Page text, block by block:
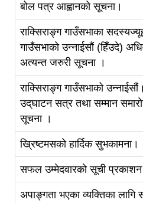
बोल पत्र आह्वानको सूचना।
राक्सिराङ्ग गाउँसभाका
गाउँसभाको उन्नाईसौं (हिँउदे)
अत्यन्त जरुरी सूचना ।
राक्सिराङ्ग गाउँसभाको
उद्‌घाटन सत्र तथा सम्मान
सूचना ।
ख्रिष्टमसको हार्दिक सुभकामना।
सफल उम्मेदवारको सूची प्रकाशन
अपाङ्गता भएका व्यक्तिका लागि